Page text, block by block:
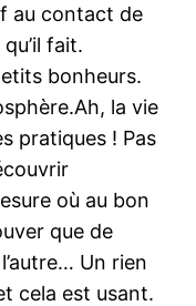
au contact de
fait.
bonheurs.
la vie
pratiques ! Pas
où au bon
que de
Un rien
cela est usant.